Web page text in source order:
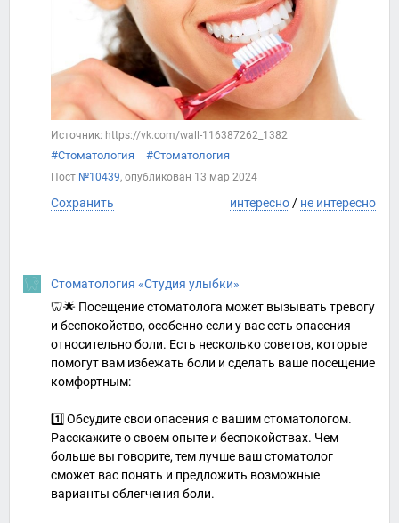
Источник: https://vk.com/wall-116387262_1382
#Стоматология #Стоматология
Пост №10439, опубликован 13 мар 2024
Сохранить интересно/ не интересно
Стоматология «Студия улыбки»
🦷🌟 Посещение стоматолога может вызывать тревогу
и беспокойство, особенно если у вас есть опасения
относительно боли. Есть несколько советов, которые
помогут вам избежать боли и сделать ваше посещение
комфортным:
1️⃣ Обсудите свои опасения с вашим стоматологом.
Расскажите о своем опыте и беспокойствах. Чем
больше вы говорите, тем лучше ваш стоматолог
сможет вас понять и предложить возможные
варианты облегчения боли.